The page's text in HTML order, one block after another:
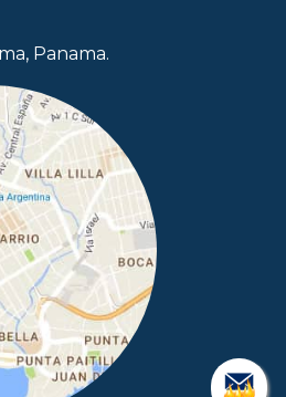
Panama.